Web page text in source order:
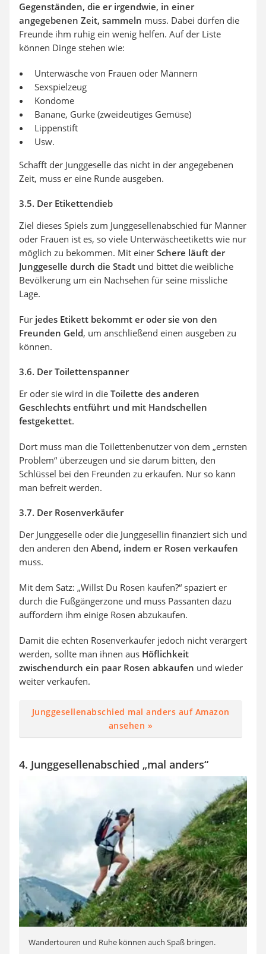
Gegenständen, die er irgendwie, in einer
angegebenen Zeit, sammeln muss. Dabei dürfen die
Freunde ihm ruhig ein wenig helfen. Auf der Liste
können Dinge stehen wie:
Unterwäsche von Frauen oder Männern
Sexspielzeug
Kondome
Banane, Gurke (zweideutiges Gemüse)
Lippenstift
Usw.
Schafft der Junggeselle das nicht in der angegebenen
Zeit, muss er eine Runde ausgeben.
3.5. Der Etikettendieb
Ziel dieses Spiels zum Junggesellenabschied für Männer
oder Frauen ist es, so viele Unterwäscheetiketts wie nur
möglich zu bekommen. Mit einer Schere läuft der
Junggeselle durch die Stadt und bittet die weibliche
Bevölkerung um ein Nachsehen für seine missliche
Lage.
Für jedes Etikett bekommt er oder sie von den
Freunden Geld, um anschließend einen ausgeben zu
können.
3.6. Der Toilettenspanner
Er oder sie wird in die Toilette des anderen
Geschlechts entführt und mit Handschellen
festgekettet.
Dort muss man die Toilettenbenutzer von dem „ernsten
Problem“ überzeugen und sie darum bitten, den
Schlüssel bei den Freunden zu erkaufen. Nur so kann
man befreit werden.
3.7. Der Rosenverkäufer
Der Junggeselle oder die Junggesellin finanziert sich und
den anderen den Abend, indem er Rosen verkaufen
muss.
Mit dem Satz: „Willst Du Rosen kaufen?“ spaziert er
durch die Fußgängerzone und muss Passanten dazu
auffordern ihm einige Rosen abzukaufen.
Damit die echten Rosenverkäufer jedoch nicht verärgert
werden, sollte man ihnen aus Höflichkeit
zwischendurch ein paar Rosen abkaufen und wieder
weiter verkaufen.
Junggesellenabschied mal anders auf Amazon
ansehen »
4. Junggesellenabschied „mal anders“
Wandertouren und Ruhe können auch Spaß bringen.